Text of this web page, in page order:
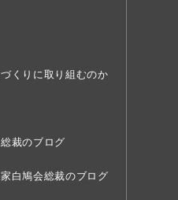
くりに取り組むのか
裁のブログ
白鳩会総裁のブログ